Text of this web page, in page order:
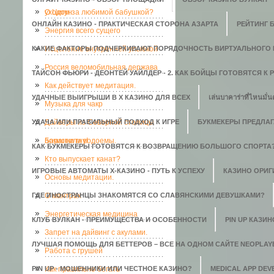
ОНЛАЙН КАЗИНО - ПРАКТИЧЕСКАЯ СТОРОНА АЗАРТА РЕЙТИНГ
КАКИЕ ФАКТОРЫ ПОДЧЕРКИВАЮТ ПОРЯДОЧНОСТЬ ВИРТУАЛЬНОГО
ТАЙСОН ФЬЮРИ - ДЕОНТЕЙ УАЙЛДЕР - 2. КАК БОЙЦЫ ГОТОВЯТСЯ К
УДАЧНЫЕ ВЫИГРЫШИ В X КАЗИНО ДЛЯ ВСЕХ เล่นบาคาร่าที่ไหนมั่น
УДАЧА ИЛИ ПРАВИЛЬНЫЙ ПОДХОД К ИГРЕ БУКМЕКЕРЫ
КАК БУКМЕКЕРЫ ГОТОВЯТСЯ К ВОЗВРАЩЕНИЮ БОЛЬШОГО
ИГРОВЫЕ АВТОМАТЫ Х-КАЗИНО - ПУТЬ К УСПЕХУ КАЗИНО
ГДЕ ИНОСТРАНЦЫ ЗНАКОМЯТСЯ СО СЛАВЯНСКИМИ ДЕВУШКАМИ?
КЛУБ ВУЛКАН - ПРЕИМУЩЕСТВА И ОСОБЕННОСТИ PIN UP
ЛУЧШАЯ ПОМОЩЬ ДЛЯ БЕТТЕРОВ – ВСЕ НА ОДНОМ САЙТЕ
PIN UP - МОШЕННИКИ ИЛИ ЧЕСТНОЕ КАЗИНО? MEDICAL APP
уходом за любимой бабушкой?
О Цигун
Энергия всего сущего
Исцеление внутренней улыбкой
Россия веломобильная держава
Как действует медитация.
Музыка для чакр
Дайверы из Северной столицы
почистили водоемы.
Баранки гну!
Кто выпускает канат?
Основы медитации.
О мантрах
Энергетическая медицина
Запрет на дайвинг с акулами.
Работа с грушей
Как правильно бегать